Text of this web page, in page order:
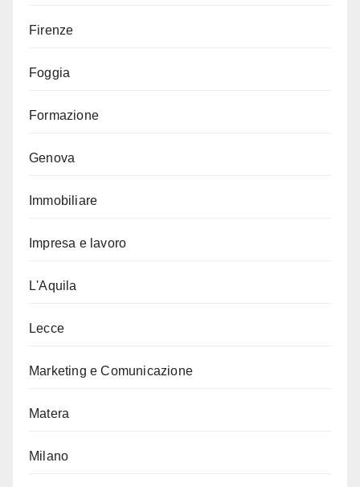
Firenze
Foggia
Formazione
Genova
Immobiliare
Impresa e lavoro
L'Aquila
Lecce
Marketing e Comunicazione
Matera
Milano